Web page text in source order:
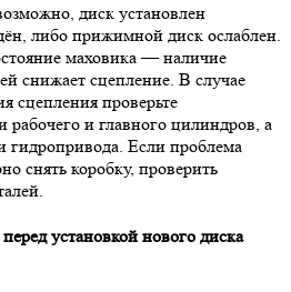
диск установлен
либо прижимной диск ослаблен.
маховика — наличие
снижает сцепление. В случае
сцепления проверьте
рабочего и главного цилиндров, а
гидропривода. Если проблема
снять коробку, проверить
установкой нового диска